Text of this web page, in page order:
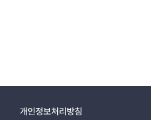
개인정보처리방침